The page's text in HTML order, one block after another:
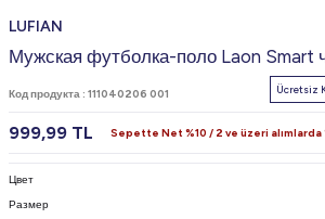
LUFIAN
Мужская футболка-поло Laon Smart
Код продукта : 111040206 001 Ücretsiz
999,99 TL Sepette Net %10 / 2 ve üzeri alımlarda
Цвет
Размер